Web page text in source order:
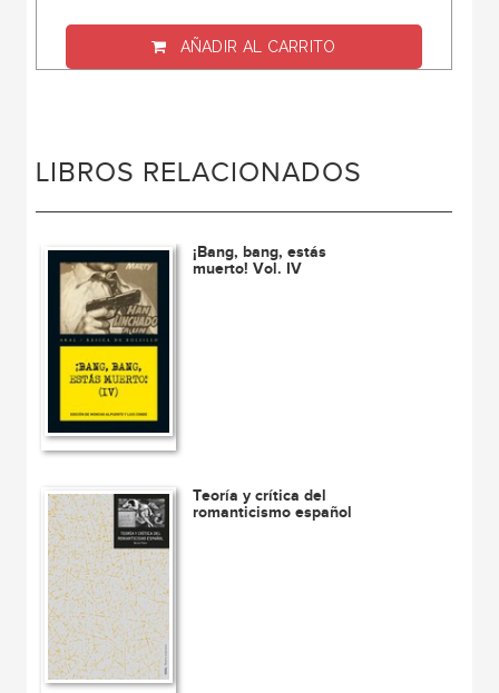
AÑADIR AL CARRITO
LIBROS RELACIONADOS
¡Bang, bang, estás
muerto! Vol. IV
Teoría y crítica del
romanticismo español